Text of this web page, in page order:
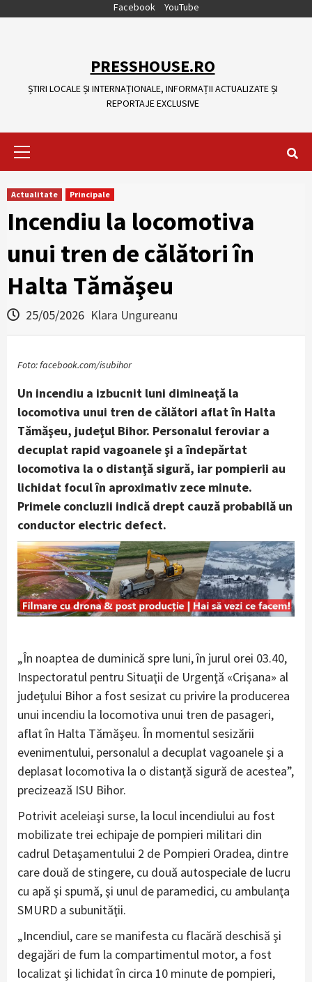
Facebook YouTube
PRESSHOUSE.RO
ȘTIRI LOCALE ȘI INTERNAȚIONALE, INFORMAȚII ACTUALIZATE ȘI
REPORTAJE EXCLUSIVE
Actualitate Principale
Incendiu la locomotiva
unui tren de călători în
Halta Tămăşeu
25/05/2026 Klara Ungureanu
Foto: facebook.com/isubihor
Un incendiu a izbucnit luni dimineaţă la
locomotiva unui tren de călători aflat în Halta
Tămăşeu, judeţul Bihor. Personalul feroviar a
decuplat rapid vagoanele şi a îndepărtat
locomotiva la o distanţă sigură, iar pompierii au
lichidat focul în aproximativ zece minute.
Primele concluzii indică drept cauză probabilă un
conductor electric defect.
„În noaptea de duminică spre luni, în jurul orei 03.40,
Inspectoratul pentru Situaţii de Urgenţă «Crişana» al
judeţului Bihor a fost sesizat cu privire la producerea
unui incendiu la locomotiva unui tren de pasageri,
aflat în Halta Tămăşeu. În momentul sesizării
evenimentului, personalul a decuplat vagoanele şi a
deplasat locomotiva la o distanţă sigură de acestea”,
precizează ISU Bihor.
Potrivit aceleiaşi surse, la locul incendiului au fost
mobilizate trei echipaje de pompieri militari din
cadrul Detaşamentului 2 de Pompieri Oradea, dintre
care două de stingere, cu două autospeciale de lucru
cu apă şi spumă, şi unul de paramedici, cu ambulanţa
SMURD a subunităţii.
„Incendiul, care se manifesta cu flacără deschisă şi
degajări de fum la compartimentul motor, a fost
localizat şi lichidat în circa 10 minute de pompieri,